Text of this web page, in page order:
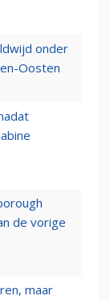
onder
Oosten
de vorige
maar